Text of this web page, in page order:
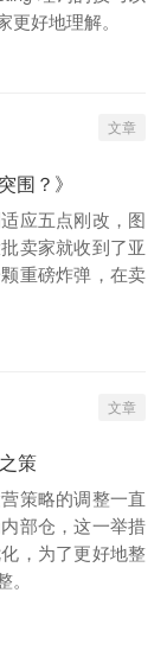
好地理解。
文章
围？》
应五点刚改，图
卖家就收到了亚
重磅炸弹，在卖
文章
策
策略的调整一直
部仓，这一举措
，为了更好地整